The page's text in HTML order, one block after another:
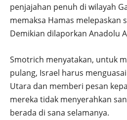
penjajahan penuh di wilayah
memaksa Hamas melepaskan
Demikian dilaporkan Anadolu
Smotrich menyatakan, untuk
pulang, Israel harus
Utara dan memberi pesan
mereka tidak menyerahkan
berada di sana selamanya.